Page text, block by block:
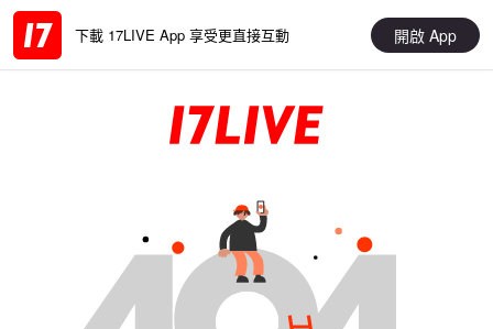
下載 17LIVE App 享受更直接互動 開啟 App